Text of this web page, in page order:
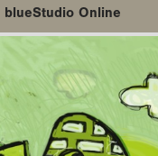
blueStudio Online